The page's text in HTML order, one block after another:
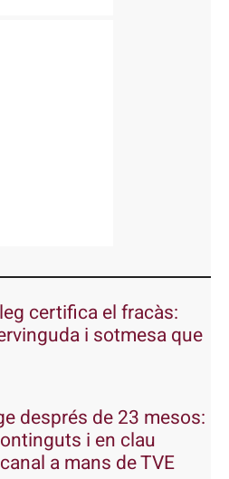
certifica el fracàs:
i sotmesa que
després de 23 mesos:
i en clau
a mans de TVE